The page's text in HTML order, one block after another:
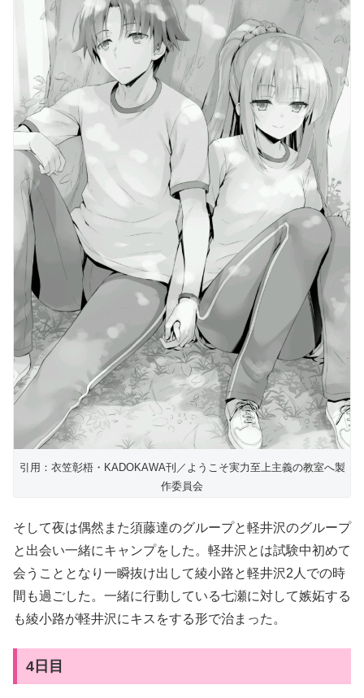
引用：衣笠彰梧・KADOKAWA刊／ようこそ実力至上主義の教室へ製
作委員会
そして夜は偶然また須藤達のグループと軽井沢のグループ
と出会い一緒にキャンプをした。軽井沢とは試験中初めて
会うこととなり一瞬抜け出して綾小路と軽井沢2人での時
間も過ごした。一緒に行動している七瀬に対して嫉妬する
も綾小路が軽井沢にキスをする形で治まった。
4日目